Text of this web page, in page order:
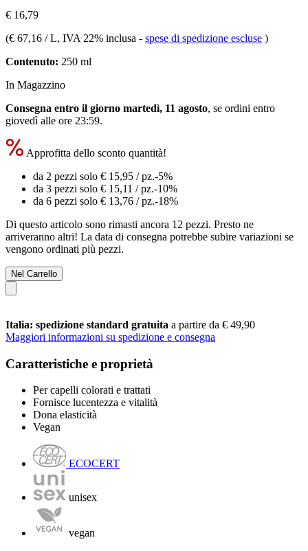
€ 16,79
(€ 67,16 / L, IVA 22% inclusa - spese di spedizione escluse )
Contenuto: 250 ml
In Magazzino
Consegna entro il giorno martedì, 11 agosto, se ordini entro
giovedì alle ore 23:59.
Approfitta dello sconto quantità!
da 2 pezzi solo € 15,95 / pz.-5%
da 3 pezzi solo € 15,11 / pz.-10%
da 6 pezzi solo € 13,76 / pz.-18%
Di questo articolo sono rimasti ancora 12 pezzi. Presto ne
arriveranno altri! La data di consegna potrebbe subire variazioni se
vengono ordinati più pezzi.
Nel Carrello
Italia: spedizione standard gratuita a partire da € 49,90
Maggiori informazioni su spedizione e consegna
Caratteristiche e proprietà
Per capelli colorati e trattati
Fornisce lucentezza e vitalità
Dona elasticità
Vegan
ECOCERT
unisex
vegan